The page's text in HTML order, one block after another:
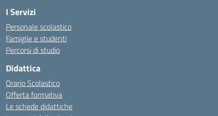
I Servizi
Personale scolastico
Famiglie e studenti
Percorsi di studio
Didattica
Orario Scolastico
Offerta formativa
Le schede didattiche